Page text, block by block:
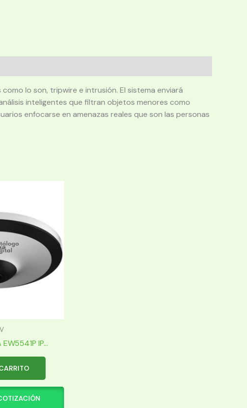
lo son, tripwire e intrusión. El sistema enviará
inteligentes que filtran objetos menores como
enfocarse en amenazas reales que son las personas
IP...